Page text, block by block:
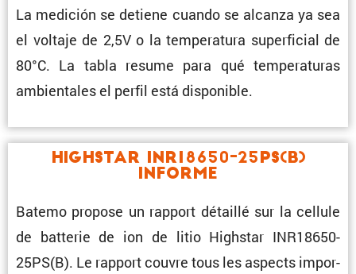
La medición se detiene cuando se alcanza ya sea
el voltaje de 2,5V o la tempe­ra­tura super­fi­cial de
80°C. La tabla resume para qué tempe­ra­turas
ambien­tales el perfil está disponible.
Highstar INR18650-25PS(B)
Informe
Batemo propose un rapport détaillé sur la cellule
de batterie de ion de litio Highstar INR18650-
25PS(B). Le rapport couvre tous les aspects impor­